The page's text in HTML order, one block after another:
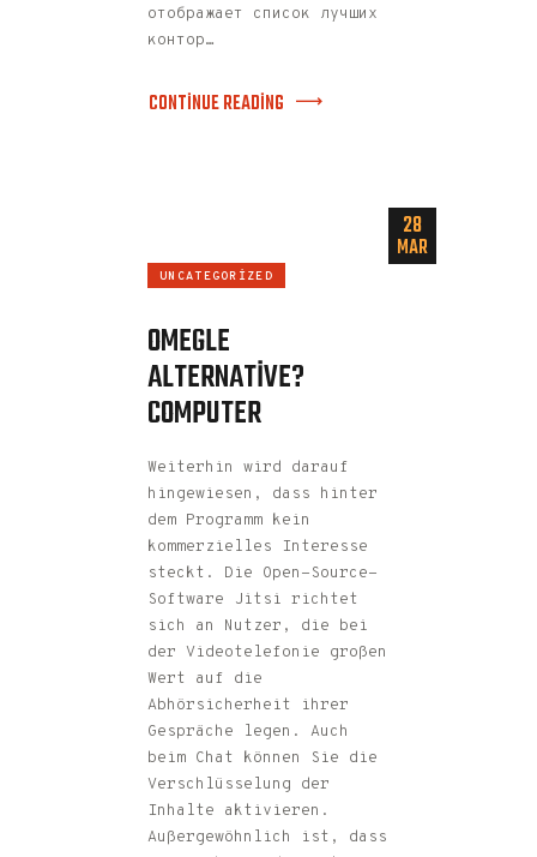
отображает список лучших
контор…
CONTINUE READING
28
MAR
UNCATEGORIZED
OMEGLE
ALTERNATIVE?
COMPUTER
Weiterhin wird darauf
hingewiesen, dass hinter
dem Programm kein
kommerzielles Interesse
steckt. Die Open-Source-
Software Jitsi richtet
sich an Nutzer, die bei
der Videotelefonie großen
Wert auf die
Abhörsicherheit ihrer
Gespräche legen. Auch
beim Chat können Sie die
Verschlüsselung der
Inhalte aktivieren.
Außergewöhnlich ist, dass